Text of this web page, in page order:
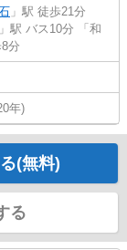
」駅 徒歩21分
」駅 バス10分 「和
分
年)
(無料)
る